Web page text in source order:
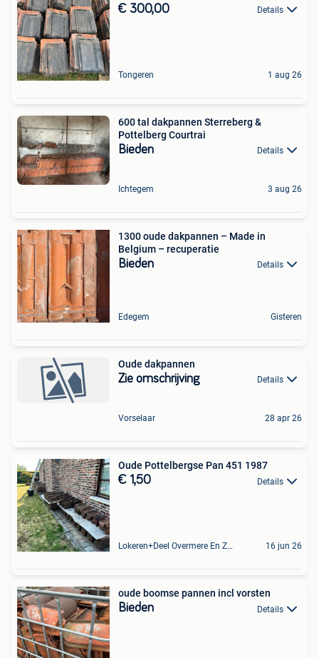
€ 300,00 Details
Tongeren 1 aug 26
600 tal dakpannen Sterreberg &
Pottelberg Courtrai
Bieden Details
Ichtegem 3 aug 26
1300 oude dakpannen – Made in
Belgium – recuperatie
Bieden Details
Edegem Gisteren
Oude dakpannen
Zie omschrijving Details
Vorselaar 28 apr 26
Oude Pottelbergse Pan 451 1987
€ 1,50 Details
Lokeren+Deel Overmere En Zele 16 jun 26
oude boomse pannen incl vorsten
Bieden Details